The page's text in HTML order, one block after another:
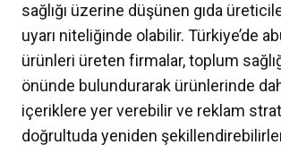
sağlığı üzerine düşünen gıda
uyarı niteliğinde olabilir. Türkiye’de
ürünleri üreten firmalar, toplum
önünde bulundurarak ürünlerinde
içeriklere yer verebilir ve reklam
doğrultuda yeniden